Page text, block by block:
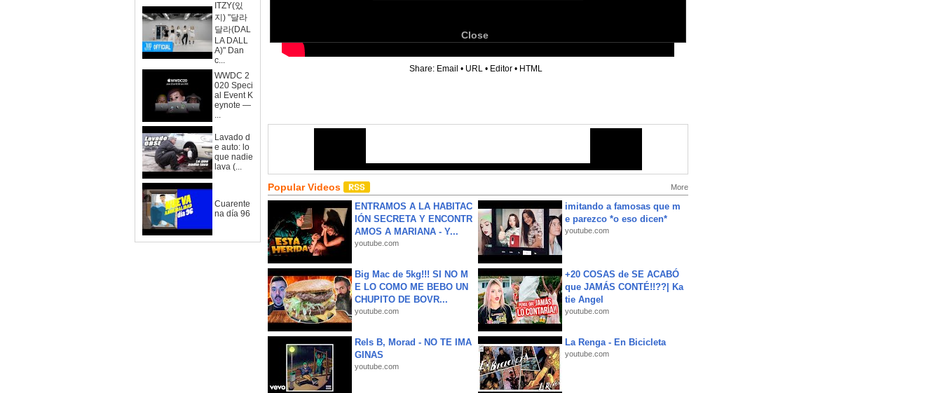
ITZY(있
지) "달라
달라(DAL
LA DALL
A)" Dan
c...
WWDC 2
020 Speci
al Event K
eynote —
...
Lavado d
e auto: lo
que nadie
lava (...
Cuarente
na día 96
Close
Share: Email • URL • Editor • HTML
Popular Videos More
ENTRAMOS A LA HABITAC
IÓN SECRETA Y ENCONTR
AMOS A MARIANA - Y...
youtube.com
imitando a famosas que m
e parezco *o eso dicen*
youtube.com
Big Mac de 5kg!!! SI NO M
E LO COMO ME BEBO UN
CHUPITO DE BOVR...
youtube.com
+20 COSAS de SE ACABÓ
que JAMÁS CONTÉ!!??| Ka
tie Angel
youtube.com
Rels B, Morad - NO TE IMA
GINAS
youtube.com
La Renga - En Bicicleta
youtube.com